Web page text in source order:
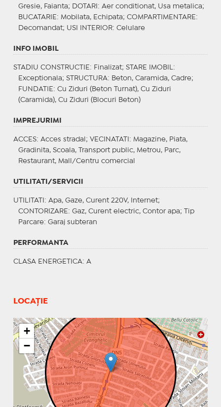
Gresie, Faianta;
DOTARI : Aer conditionat, Usa metalica;
BUCATARIE : Mobilata, Echipata; COMPARTIMENTARE :
Decomandat; USI INTERIOR: Celulare
INFO IMOBIL
STADIU CONSTRUCTIE : Finalizat; STARE IMOBIL :
Exceptionala; STRUCTURA: Beton, Caramida, Cadre;
FUNDATIE : Cu Ziduri (Beton Turnat), Cu Ziduri
(Caramida), Cu Ziduri (Blocuri Beton)
IMPREJURIMI
ACCES: Acces stradal; VECINATATI : Magazine, Piata,
Gradinita, Scoala, Transport public, Metrou, Parc,
Restaurant, Mall/Centru comercial
UTILITATI/SERVICII
UTILITATI : Apa, Gaze, Curent 220V, Internet;
CONTORIZARE : Gaz, Curent electric, Contor apa;
Tip
Parcare: Garaj subteran
PERFORMANTA
CLASA ENERGETICA: A
LOCAȚIE
+
−